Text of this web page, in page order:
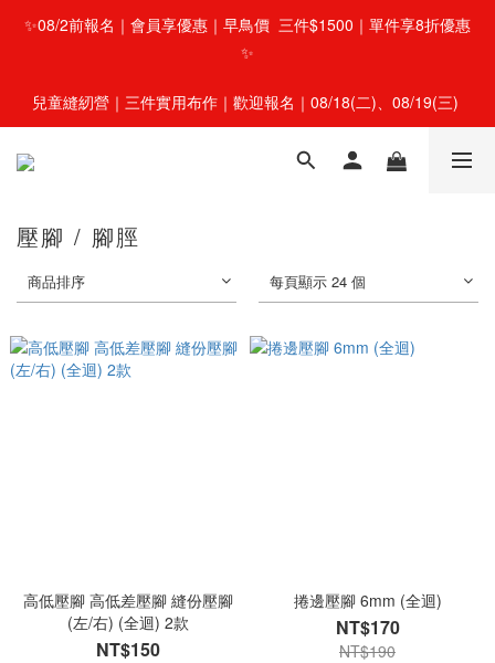
✨08/2前報名｜會員享優惠｜早鳥價  三件$1500｜單件享8折優惠
✨
兒童縫紉營｜三件實用布作｜歡迎報名｜08/18(二)、08/19(三)
壓腳 / 腳脛
商品排序 每頁顯示 24 個
高低壓腳 高低差壓腳 縫份壓腳
(左/右) (全迴) 2款
NT$150
捲邊壓腳 6mm (全迴)
NT$170
NT$190